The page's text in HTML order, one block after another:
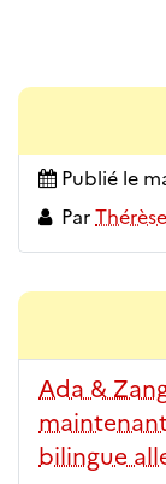
Publié le
Par
Ada &
bilingue